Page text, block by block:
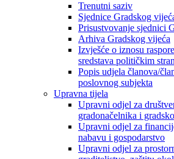
Trenutni saziv
Sjednice Gradskog
Prisustvovanje sjednici
Arhiva Gradskog vijeća
Izvješće o iznosu
sredstava političkim
Popis udjela članova/
poslovnog subjekta
Upravna tijela
Upravni odjel za
gradonačelnika i
Upravni odjel za
nabavu i gospodarstvo
Upravni odjel za